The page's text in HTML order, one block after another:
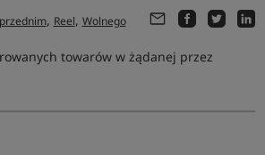
przednim, Reel, Wolnego
towarów w żądanej przez